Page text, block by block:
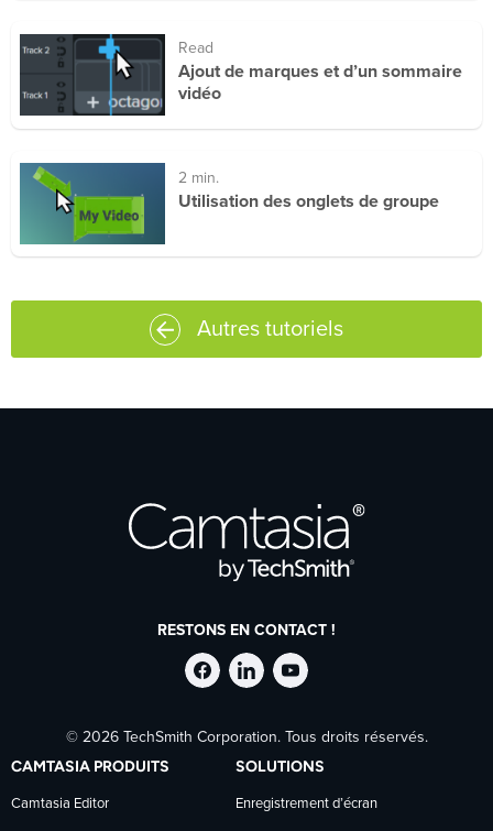
Read
Ajout de marques et d’un sommaire
vidéo
2 min.
Utilisation des onglets de groupe
Autres tutoriels
RESTONS EN CONTACT !
Suivre
TechSmith
sur
Suivre
TechSmith
sur
Suivre
TechSmith
sur
© 2026 TechSmith Corporation. Tous droits réservés.
CAMTASIA PRODUITS
Camtasia Editor
SOLUTIONS
Enregistrement d’écran